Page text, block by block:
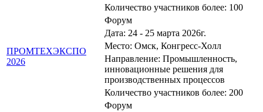
Количество участников более: 100
ПРОМТЕХЭКСПО
2026
Форум
Дата: 24 - 25 марта 2026г.
Место: Омск, Конгресс-Холл
Направление: Промышленность,
инновационные решения для
производственных процессов
Количество участников более: 200
Форум